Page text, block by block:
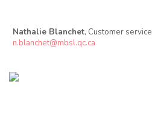
Nathalie Blanchet, Customer
n.blanchet@mbsl.qc.ca